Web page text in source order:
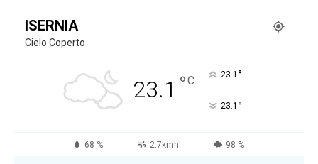
ISERNIA
Cielo Coperto
23.1 °C 23.1 °
23.1 °
68 % 2.7kmh 98 %